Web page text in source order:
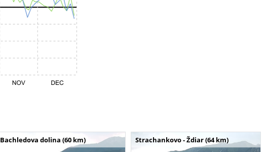
Bachledova dolina (60 km) Strachankovo - Ždiar (64 km)